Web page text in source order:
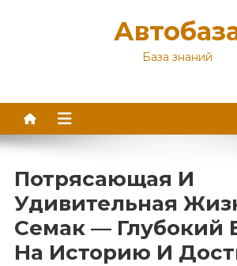
База знаний
Потрясающая И
Удивительная
Семак — Глубокий
На Историю И